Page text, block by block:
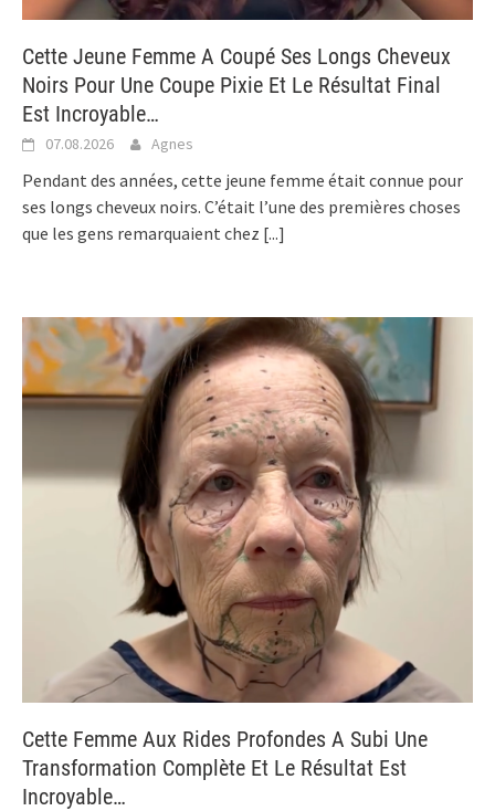
Cette Jeune Femme A Coupé Ses Longs Cheveux
Noirs Pour Une Coupe Pixie Et Le Résultat Final
Est Incroyable…
07.08.2026 Agnes
Pendant des années, cette jeune femme était connue pour
ses longs cheveux noirs. C’était l’une des premières choses
que les gens remarquaient chez [...]
Cette Femme Aux Rides Profondes A Subi Une
Transformation Complète Et Le Résultat Est
Incroyable…